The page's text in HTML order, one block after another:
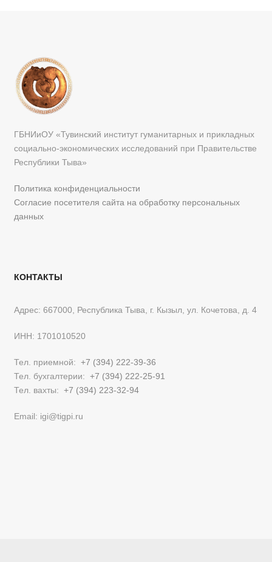
ГБНИиОУ «Тувинский институт гуманитарных и прикладных
социально-экономических исследований при Правительстве
Республики Тыва»
Политика конфиденциальности
Согласие посетителя сайта на обработку персональных
данных
КОНТАКТЫ
Адрес: 667000, Республика Тыва, г. Кызыл, ул. Кочетова, д. 4
ИНН: 1701010520
Тел. приемной: +7 (394) 222-39-36
Тел. бухгалтерии: +7 (394) 222-25-91
Тел. вахты: +7 (394) 223-32-94
Email: igi@tigpi.ru